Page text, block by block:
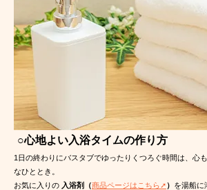
○心地よい入浴タイムの作り方
1日の終わりにバスタブでゆったりくつろぐ時間は、心
なひととき。
お気に入りの 入浴剤（商品ページはこちら➚） を湯船に